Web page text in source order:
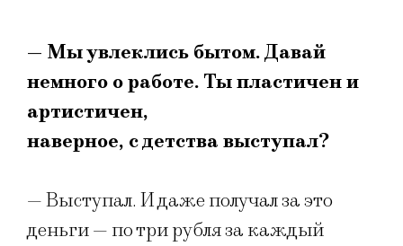
— Мы увлеклись бытом. Давай
немного о работе. Ты пластичен и
артистичен,
наверное, с детства выступал?
— Выступал. И даже получал за это
деньги — по три рубля за каждый